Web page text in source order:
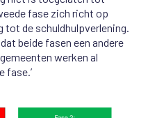
fase zich richt op
de schuldhulpverlening.
beide fasen een andere
werken al
fase.’